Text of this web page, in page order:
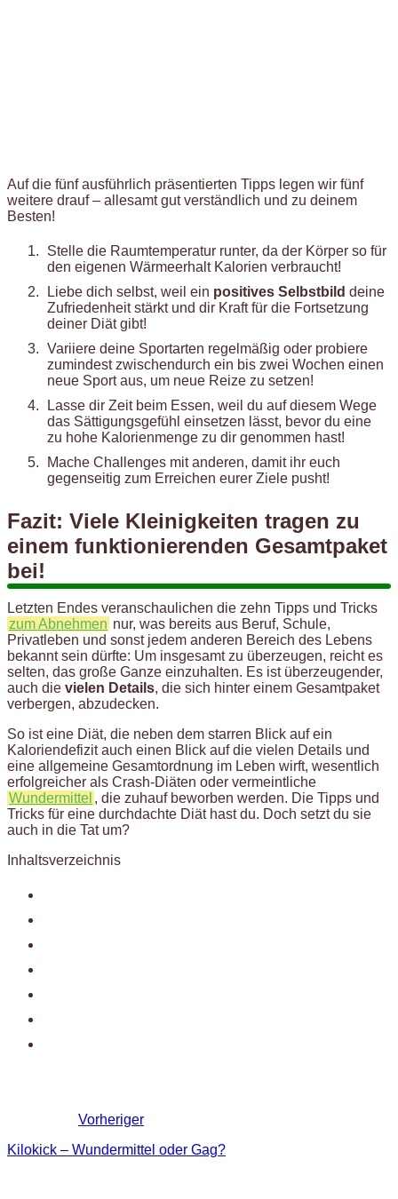
Auf die fünf ausführlich präsentierten Tipps legen wir fünf
weitere drauf – allesamt gut verständlich und zu deinem
Besten!
Stelle die Raumtemperatur runter, da der Körper so für
den eigenen Wärmeerhalt Kalorien verbraucht!
Liebe dich selbst, weil ein positives Selbstbild deine
Zufriedenheit stärkt und dir Kraft für die Fortsetzung
deiner Diät gibt!
Variiere deine Sportarten regelmäßig oder probiere
zumindest zwischendurch ein bis zwei Wochen einen
neue Sport aus, um neue Reize zu setzen!
Lasse dir Zeit beim Essen, weil du auf diesem Wege
das Sättigungsgefühl einsetzen lässt, bevor du eine
zu hohe Kalorienmenge zu dir genommen hast!
Mache Challenges mit anderen, damit ihr euch
gegenseitig zum Erreichen eurer Ziele pusht!
Fazit: Viele Kleinigkeiten tragen zu
einem funktionierenden Gesamtpaket
bei!
Letzten Endes veranschaulichen die zehn Tipps und Tricks
zum Abnehmen nur, was bereits aus Beruf, Schule,
Privatleben und sonst jedem anderen Bereich des Lebens
bekannt sein dürfte: Um insgesamt zu überzeugen, reicht es
selten, das große Ganze einzuhalten. Es ist überzeugender,
auch die vielen Details, die sich hinter einem Gesamtpaket
verbergen, abzudecken.
So ist eine Diät, die neben dem starren Blick auf ein
Kaloriendefizit auch einen Blick auf die vielen Details und
eine allgemeine Gesamtordnung im Leben wirft, wesentlich
erfolgreicher als Crash-Diäten oder vermeintliche
Wundermittel , die zuhauf beworben werden. Die Tipps und
Tricks für eine durchdachte Diät hast du. Doch setzt du sie
auch in die Tat um?
Inhaltsverzeichnis
Vorheriger
Kilokick – Wundermittel oder Gag?